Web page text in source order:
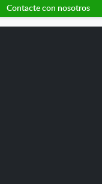
Contacte con nosotros